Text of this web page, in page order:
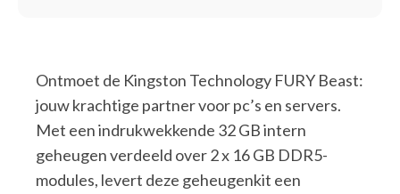
Ontmoet de Kingston Technology FURY Beast:
jouw krachtige partner voor pc’s en servers.
Met een indrukwekkende 32 GB intern
geheugen verdeeld over 2 x 16 GB DDR5-
modules, levert deze geheugenkit een